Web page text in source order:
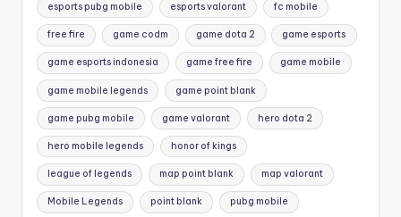
esports pubg mobile esports valorant fc mobile
free fire game codm game dota 2 game esports
game esports indonesia game free fire game mobile
game mobile legends game point blank
game pubg mobile game valorant hero dota 2
hero mobile legends honor of kings
league of legends map point blank map valorant
Mobile Legends point blank pubg mobile